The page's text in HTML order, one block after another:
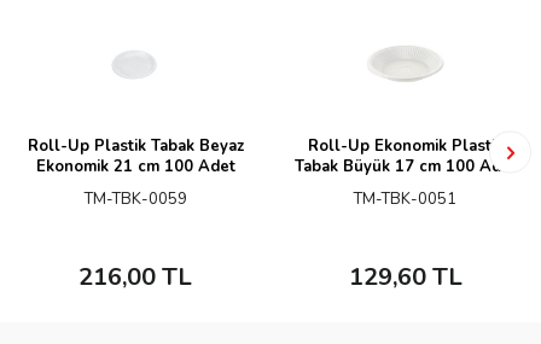
Roll-Up Plastik Tabak Beyaz
Ekonomik 21 cm 100 Adet
TM-TBK-0059
216,00TL
Roll-Up Ekonomik Plastik
Tabak Büyük 17 cm 100 Adet
TM-TBK-0051
129,60TL